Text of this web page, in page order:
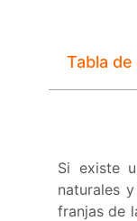
Tabla
Si existe
naturales
franjas de